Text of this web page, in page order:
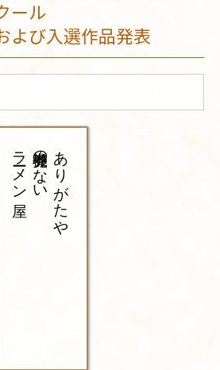
ール
よび入選作品発表
ありがたや
券売機のない
ラーメン屋